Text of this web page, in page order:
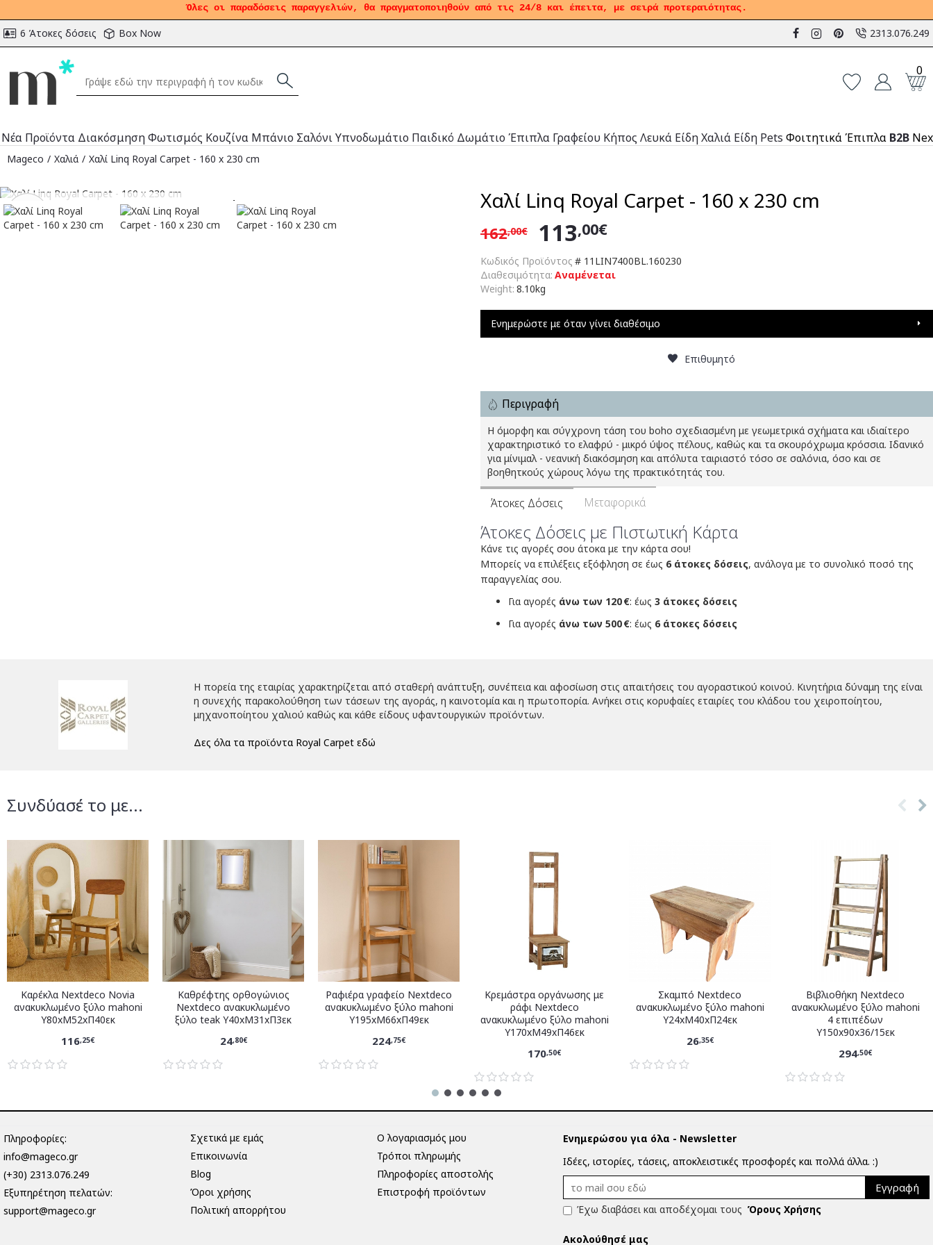
Όλες οι παραδόσεις παραγγελιών, θα πραγματοποιηθούν από τις 24/8 και έπειτα, με σειρά προτεραιότητας.
6 Άτοκες δόσεις Box Now 2313.076.249
0
Νέα Προϊόντα ΔιακόσμησηΦωτισμός Κουζίνα Μπάνιο ΣαλόνιΥπνοδωμάτιο Παιδικό Δωμάτιο Έπιπλα Γραφείου Κήπος Λευκά ΕίδηΧαλιά Είδη Pets Φοιτητικά Έπιπλα B2B
Mageco Χαλιά Χαλί Linq Royal Carpet - 160 x 230 cm
-30% Αναμένεται Χαλί Linq Royal Carpet - 160 x 230 cm
Κωδικός Προϊόντος # 11LIN7400BL.160230
Διαθεσιμότητα: Αναμένεται
Weight: 8.10kg
113,00€
162,00€
Ενημερώστε με όταν γίνει διαθέσιμο
Επιθυμητό
Περιγραφή
Η όμορφη και σύγχρονη τάση του boho σχεδιασμένη με γεωμετρικά σχήματα και ιδιαίτερο
χαρακτηριστικό το ελαφρύ - μικρό ύψος πέλους, καθώς και τα σκουρόχρωμα κρόσσια. Ιδανικό
για μίνιμαλ - νεανική διακόσμηση και απόλυτα ταιριαστό τόσο σε σαλόνια, όσο και σε
βοηθητκούς χώρους λόγω της πρακτικότητάς του.
Άτοκες Δόσεις Μεταφορικά
Άτοκες Δόσεις με Πιστωτική Κάρτα
Κάνε τις αγορές σου άτοκα με την κάρτα σου!
Μπορείς να επιλέξεις εξόφληση σε έως 6 άτοκες δόσεις, ανάλογα με το συνολικό ποσό της
παραγγελίας σου.
Για αγορές άνω των 120 €: έως 3 άτοκες δόσεις
Για αγορές άνω των 500 €: έως 6 άτοκες δόσεις
Η πορεία της εταιρίας χαρακτηρίζεται από σταθερή ανάπτυξη, συνέπεια και αφοσίωση στις απαιτήσεις του αγοραστικού κοινού. Κινητήρια δύναμη της είναι
η συνεχής παρακολούθηση των τάσεων της αγοράς, η καινοτομία και η πρωτοπορία. Ανήκει στις κορυφαίες εταιρίες του κλάδου του χειροποίητου,
μηχανοποίητου χαλιού καθώς και κάθε είδους υφαντουργικών προϊόντων.
Δες όλα τα προϊόντα Royal Carpet εδώ
Συνδύασέ το με...
Καρέκλα Nextdeco Novia
ανακυκλωμένο ξύλο mahoni
Υ80xM52xΠ40εκ
116,25€
Καθρέφτης ορθογώνιος
Nextdeco ανακυκλωμένο
ξύλο teak Υ40xM31xΠ3εκ
24,80€
Ραφιέρα γραφείο Nextdeco
ανακυκλωμένο ξύλο mahoni
Υ195xM66xΠ49εκ
224,75€
Κρεμάστρα οργάνωσης με
ράφι Nextdeco
ανακυκλωμένο ξύλο mahoni
Υ170xM49xΠ46εκ
170,50€
Σκαμπό Nextdeco
ανακυκλωμένο ξύλο mahoni
Υ24xM40xΠ24εκ
26,35€
Βιβλιοθήκη Nextdeco
ανακυκλωμένο ξύλο mahoni
4 επιπέδων
Υ150x90x36/15εκ
294,50€
Πληροφορίες:
info@mageco.gr
(+30) 2313.076.249
Eξυπηρέτηση πελατών:
support@mageco.gr
Σχετικά με εμάς
Επικοινωνία
Blog
Όροι χρήσης
Πολιτική απορρήτου
Ο λογαριασμός μου
Τρόποι πληρωμής
Πληροφορίες αποστολής
Επιστροφή προϊόντων
Ενημερώσου για όλα - Newsletter
Ιδέες, ιστορίες, τάσεις, αποκλειστικές προσφορές και πολλά άλλα. :)
Εγγραφή
Έχω διαβάσει και αποδέχομαι τους Όρους Χρήσης
Ακολούθησέ μας